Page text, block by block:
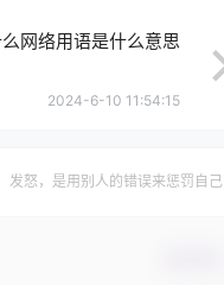
网络用语是什么意思
2024-6-10 11:54:15
发怒，是用别人的错误来惩罚自己